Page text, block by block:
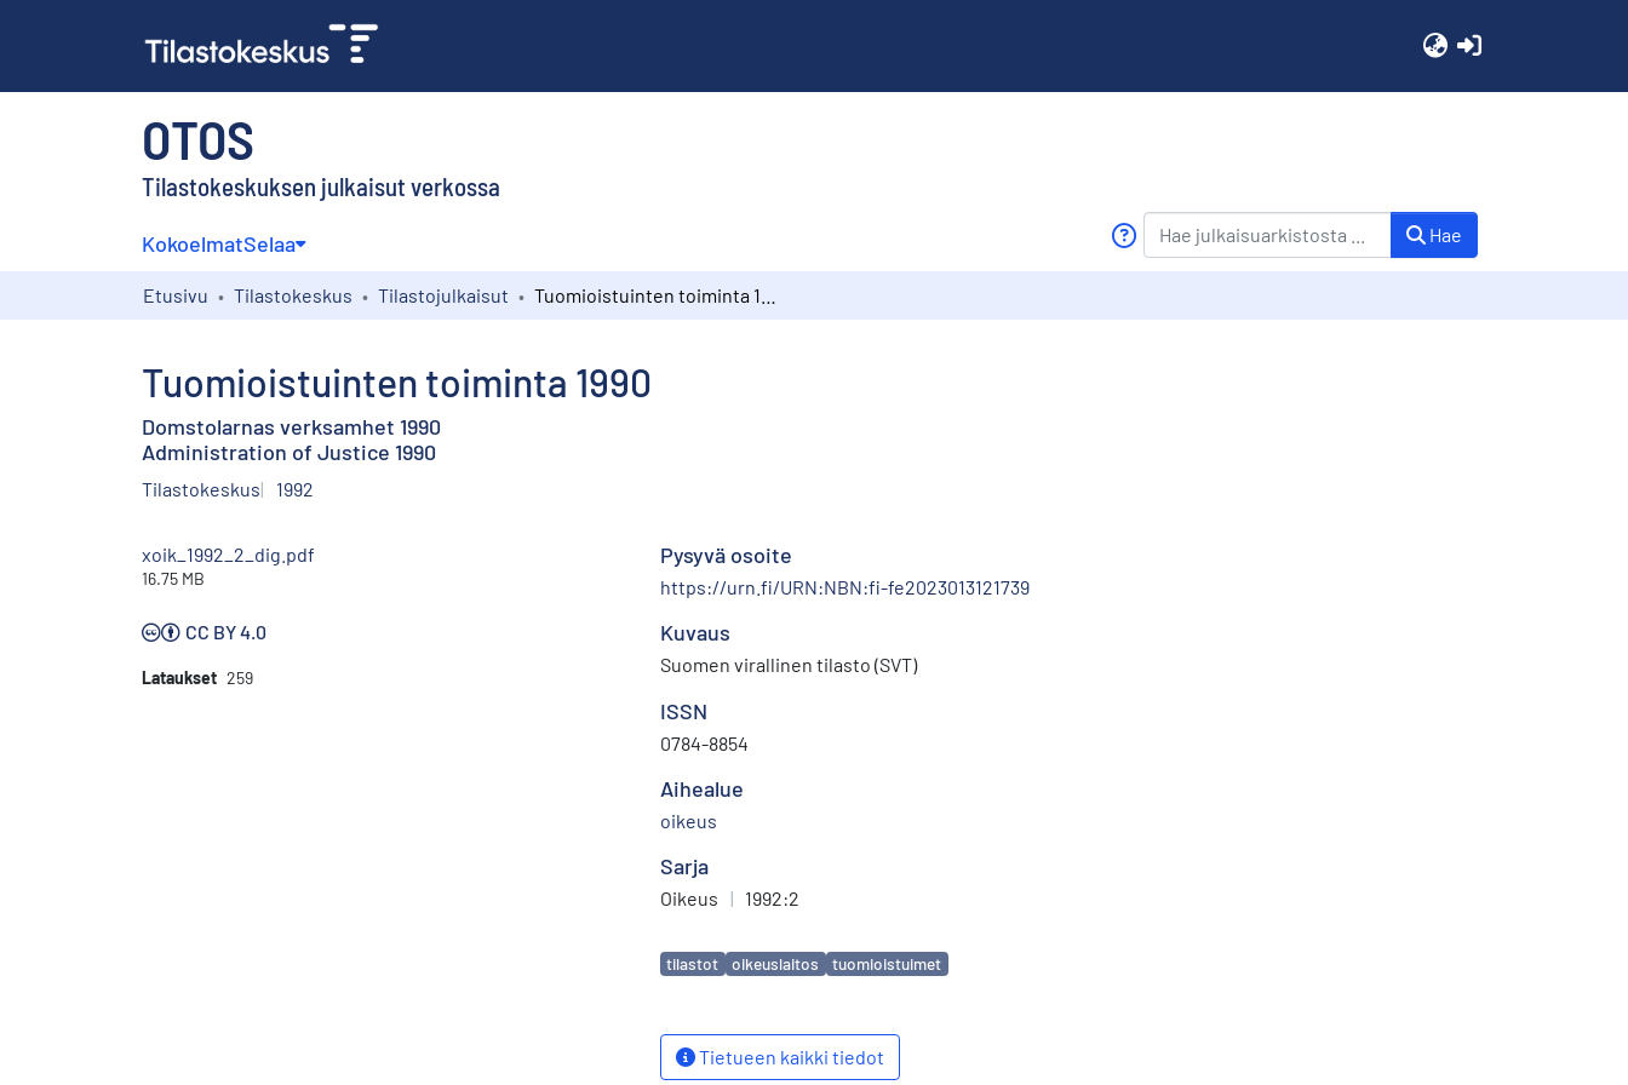
OTOS
Tilastokeskuksen julkaisut verkossa
KokoelmatSelaa Hae
Etusivu Tilastokeskus Tilastojulkaisut
Tuomioistuinten toiminta 1990
Domstolarnas verksamhet 1990
Administration of Justice 1990
Tilastokeskus 1992
xoik_1992_2_dig.pdf
16.75 MB
CC BY 4.0
Lataukset 259
Pysyvä osoite
https://urn.fi/URN:NBN:fi-fe2023013121739
Kuvaus
Suomen virallinen tilasto (SVT)
ISSN
0784-8854
Aihealue
oikeus
Sarja
Oikeus | 1992:2
Avainsanat
tilastot oikeuslaitos tuomioistuimet
Tietueen kaikki tiedot